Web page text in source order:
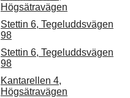
Högsätravägen
Stettin 6, Tegeluddsvägen
98
Stettin 6, Tegeluddsvägen
98
Kantarellen 4,
Högsätravägen